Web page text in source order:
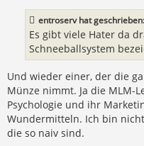
entroserv hat geschrieben:
Es gibt viele Hater da
Schneeballsystem
Und wieder einer, der die
Münze nimmt. Ja die MLM-
Psychologie und ihr
Wundermitteln. Ich bin
die so naiv sind.